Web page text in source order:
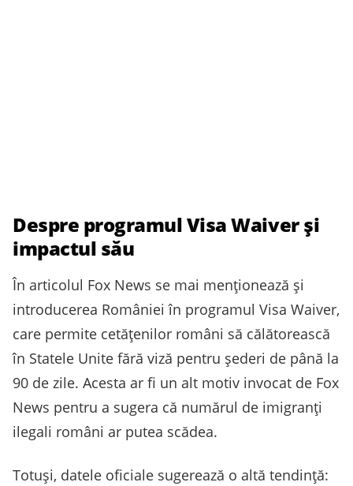
Despre programul Visa Waiver și
impactul său
În articolul Fox News se mai menționează și
introducerea României în programul Visa Waiver,
care permite cetățenilor români să călătorească
în Statele Unite fără viză pentru șederi de până la
90 de zile. Acesta ar fi un alt motiv invocat de Fox
News pentru a sugera că numărul de imigranți
ilegali români ar putea scădea.
Totuși, datele oficiale sugerează o altă tendință: